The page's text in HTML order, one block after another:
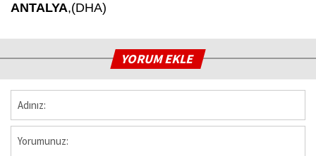
ANTALYA,(DHA)
YORUM EKLE